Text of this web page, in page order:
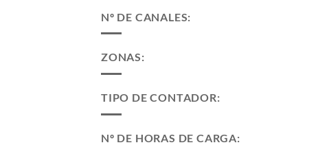
Nº DE CANALES:
ZONAS:
TIPO DE CONTADOR:
Nº DE HORAS DE CARGA: